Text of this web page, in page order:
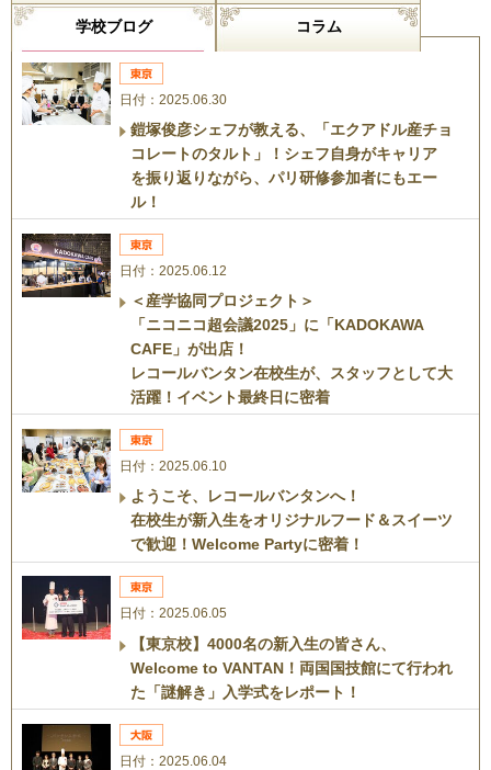
学校ブログ コラム
日付：2025.06.30
鎧塚俊彦シェフが教える、「エクアドル産チョ
コレートのタルト」！シェフ自身がキャリア
を振り返りながら、パリ研修参加者にもエー
ル！
日付：2025.06.12
＜産学協同プロジェクト＞
「ニコニコ超会議2025」に「KADOKAWA
CAFE」が出店！
レコールバンタン在校生が、スタッフとして大
活躍！イベント最終日に密着
日付：2025.06.10
ようこそ、レコールバンタンへ！
在校生が新入生をオリジナルフード＆スイーツ
で歓迎！Welcome Partyに密着！
日付：2025.06.05
【東京校】4000名の新入生の皆さん、
Welcome to VANTAN！両国国技館にて行われ
た「謎解き」入学式をレポート！
日付：2025.06.04